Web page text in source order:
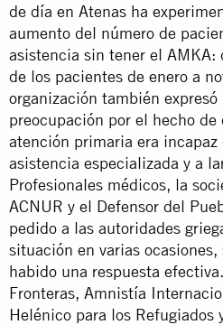
de día en Atenas ha
aumento del número de
asistencia sin tener el
de los pacientes de enero a
organización también
preocupación por el hecho
atención primaria era incapaz
asistencia especializada y a
Profesionales médicos, la
ACNUR y el Defensor del
pedido a las autoridades
situación en varias ocasiones,
habido una respuesta
Fronteras, Amnistía
Helénico para los Refugiados